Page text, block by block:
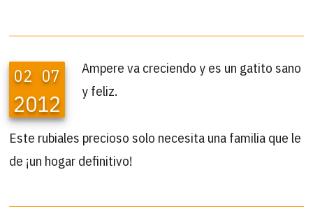
02 07
2012
Ampere va creciendo y es un gatito sano
y feliz.
Este rubiales precioso solo necesita una familia que le
de ¡un hogar definitivo!